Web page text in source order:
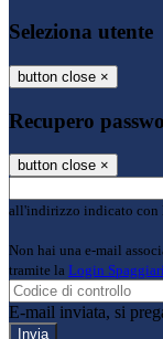
Seleziona utente
button close ×
Recupero
button close ×
all'indirizzo indicato con
Non hai una e-mail
tramite la Login Spaggiari
E-mail inviata, si